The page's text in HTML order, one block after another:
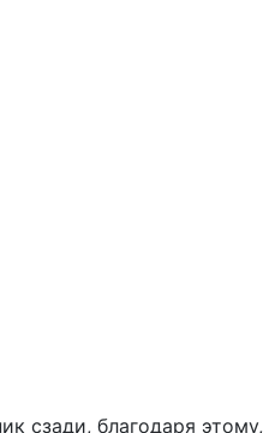
сзади, благодаря этому,